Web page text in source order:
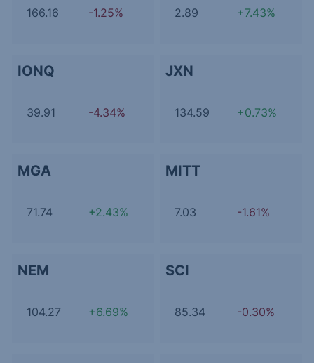
166.16 -1.25% 2.89 +7.43%
IONQ
39.91 -4.34%
JXN
134.59 +0.73%
MGA
71.74 +2.43%
MITT
7.03 -1.61%
NEM
104.27 +6.69%
SCI
85.34 -0.30%